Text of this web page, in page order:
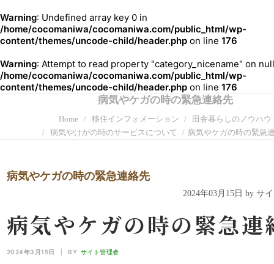
Warning: Undefined array key 0 in
/home/cocomaniwa/cocomaniwa.com/public_html/wp-
content/themes/uncode-child/header.php on line 176
Warning: Attempt to read property "category_nicename" on
/home/cocomaniwa/cocomaniwa.com/public_html/wp-
content/themes/uncode-child/header.php on line 176
病気やケガの時の緊急連絡先
Home 移住インフォメーション
田舎暮らしのノウハウ
病気やけがの時のサービスについて
病気やケガの時の緊急
病気やケガの時の緊急連絡先
2024年03月15日 by サ
病気やケガの時の緊急連
2024年3月15日 BY サイト管理者